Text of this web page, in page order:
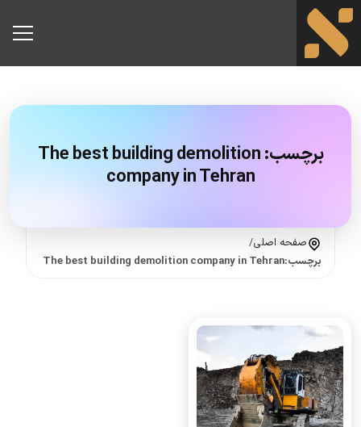
برچسب:The best building demolition
company in Tehran
صفحه اصلی/
برچسب:The best building demolition company in Tehran